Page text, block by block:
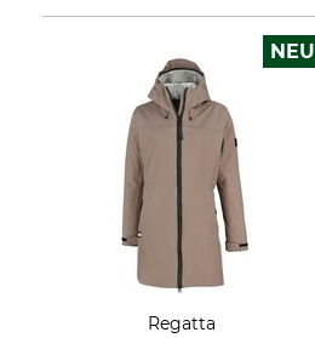
NEU
Regatta